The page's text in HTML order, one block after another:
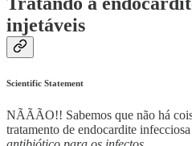
injetáveis
Scientific Statement
NÃÃÃO!! Sabemos que não há
tratamento de endocardite infecciosa